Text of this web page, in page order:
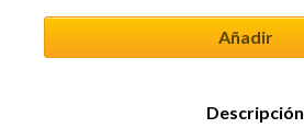
Añadir
Descripción